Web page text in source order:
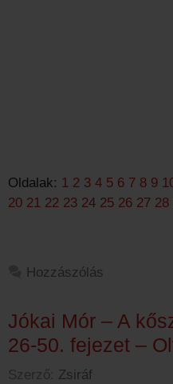
Oldalak: 1 2 3 4 5 6 7 8 9
20 21 22 23 24 25 26 27 28
Hozzászólás
Jókai Mór – A
26-50. fejezet –
Szerző: Zsiráf